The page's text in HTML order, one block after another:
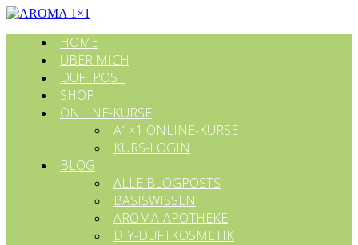
HOME
ÜBER MICH
DUFTPOST
SHOP
ONLINE-KURSE
A1×1 ONLINE-KURSE
KURS-LOGIN
BLOG
ALLE BLOGPOSTS
BASISWISSEN
AROMA-APOTHEKE
DIY-DUFTKOSMETIK